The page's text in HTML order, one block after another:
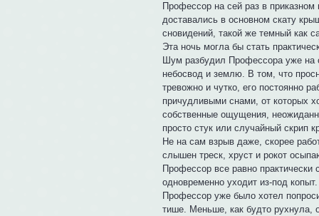
Профессор на сей раз в
доставались в основном скату
сновидений, такой же темный как
Эта ночь могла бы стать
Шум разбудил Профессора уже на
небосвод и землю. В том, что
тревожно и чутко, его постоянно
причудливыми снами, от которых
собственные ощущения,
просто стук или случайный скрип
Не на сам взрыв даже, скорее
слышен треск, хруст и рокот
Профессор все равно практически
одновременно уходит из-под
Профессор уже было хотел
тише. Меньше, как будто рухнула,